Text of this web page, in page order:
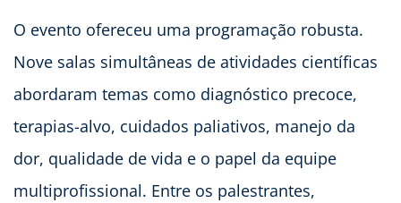
O evento ofereceu uma programação robusta.
Nove salas simultâneas de atividades científicas
abordaram temas como diagnóstico precoce,
terapias-alvo, cuidados paliativos, manejo da
dor, qualidade de vida e o papel da equipe
multiprofissional. Entre os palestrantes,